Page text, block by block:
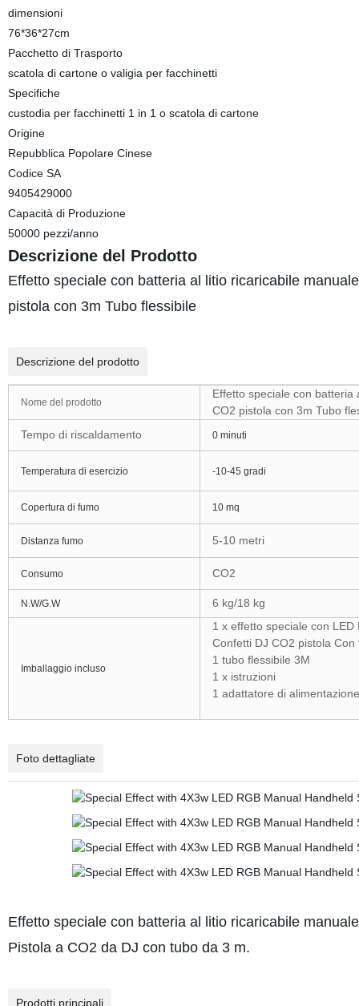
dimensioni
76*36*27cm
Pacchetto di Trasporto
scatola di cartone o valigia per facchinetti
Specifiche
custodia per facchinetti 1 in 1 o scatola di cartone
Origine
Repubblica Popolare Cinese
Codice SA
9405429000
Capacità di Produzione
50000 pezzi/anno
Descrizione del Prodotto
Effetto speciale con batteria al litio ricaricabile
pistola con 3m Tubo flessibile
Descrizione del prodotto
Nome del prodotto
Effetto speciale con batteria
CO2 pistola con 3m Tubo
Tempo di riscaldamento
0 minuti
Temperatura di esercizio -10-45 gradi
Copertura di fumo 10 mq
Distanza fumo 5-10 metri
Consumo CO2
N.W/G.W 6 kg/18 kg
Imballaggio incluso
1 x effetto speciale con
Confetti DJ CO2 pistola
1 tubo flessibile 3M
1 x istruzioni
1 adattatore di alimentazione
Foto dettagliate
Effetto speciale con batteria al litio ricaricabile
Pistola a CO2 da DJ con tubo da 3 m.
Prodotti principali